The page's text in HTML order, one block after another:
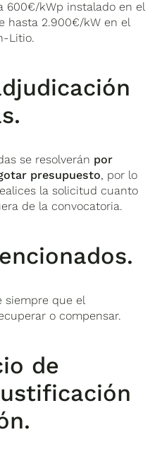
600€/kWp instalado en el
hasta 2.900€/kW en el
Litio.
se resolverán por
presupuesto, por lo
la solicitud cuanto
de la convocatoria.
siempre que el
o compensar.
de